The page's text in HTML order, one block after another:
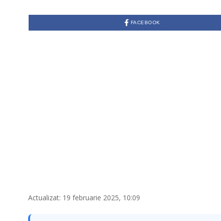
FACEBOOK
Actualizat: 19 februarie 2025, 10:09